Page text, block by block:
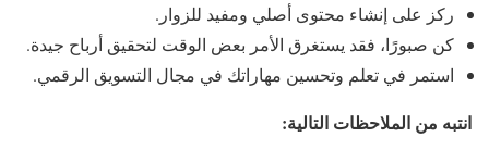
ركز على إنشاء محتوى أصلي ومفيد للزوار.
كن صبورًا، فقد يستغرق الأمر بعض الوقت لتحقيق أرباح جيدة.
استمر في تعلم وتحسين مهاراتك في مجال التسويق الرقمي.
انتبه من الملاحظات التالية: